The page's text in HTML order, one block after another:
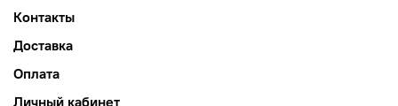
Контакты
Доставка
Оплата
Личный кабинет